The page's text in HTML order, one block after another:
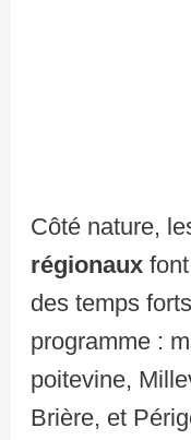
Côté nature,
régionaux
des temps
programme :
poitevine,
Brière, et